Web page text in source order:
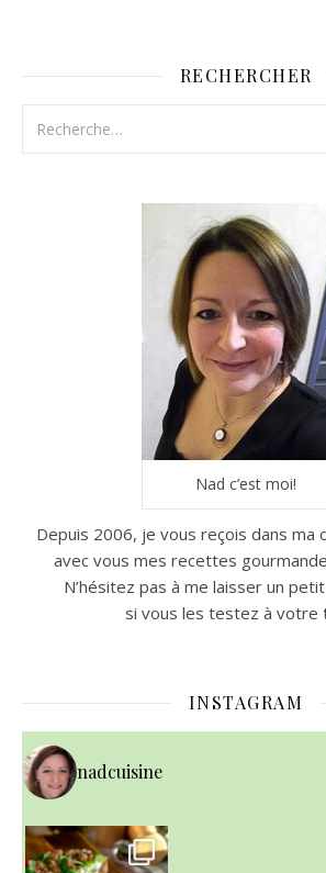
RECHERCHER
Nad c’est moi!
Depuis 2006, je vous reçois dans ma
avec vous mes recettes
N’hésitez pas à me laisser un
si vous les testez à votre
INSTAGRAM
nadcuisine